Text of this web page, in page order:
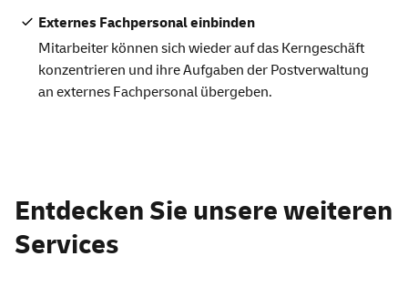
Externes Fachpersonal einbinden
Mitarbeiter können sich wieder auf das Kerngeschäft
konzentrieren und ihre Aufgaben der Postverwaltung
an externes Fachpersonal übergeben.
Entdecken Sie unsere weiteren
Services
Diesen Bereich überspringen – weiter zu „Das sagen unsere